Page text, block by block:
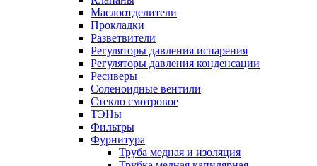
Маслоотделители
Прокладки
Разветвители
Регуляторы давления испарения
Регуляторы давления конденсации
Ресиверы
Соленоидные вентили
Стекло смотровое
ТЭНы
Фильтры
Фурнитура
Труба медная и изоляция